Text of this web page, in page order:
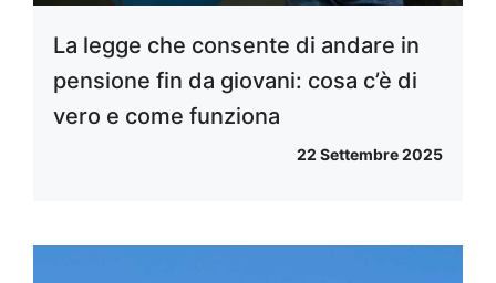
La legge che consente di andare in
pensione fin da giovani: cosa c’è di
vero e come funziona
22 Settembre 2025